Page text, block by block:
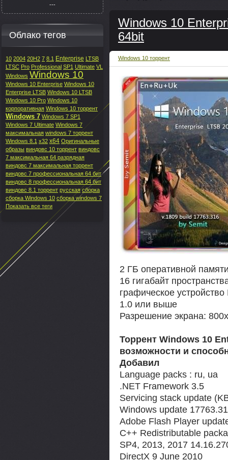
Windows 10
64bit
Windows 10 торрент
2 ГБ оперативной
16 гигабайт
графическое
1.0 или выше
Разрешение экрана:
Торрент Windows 10
возможности и
Добавил
Language packs : ru, ua
.NET Framework 3.5
Servicing stack update
Windows update
Adobe Flash Player
C++ Redistributable
SP4, 2013, 2017
DirectX 9 June 2010
---
Облако тегов
10 2004 20H2 7 8.1 Enterprise LTSB
LTSC Pro Professional SP1 Ultimate VL
Windows Windows 10
Windows 10 Enterprise Windows 10
Enterprise LTSB Windows 10 LTSB
Windows 10 Pro Windows 10
корпоративная Windows 10 торрент
Windows 7 Windows 7 SP1
Windows 7 Ultimate Windows 7
максимальная windows 7 торрент
Windows 8.1 x32 x64 Оригинальные
образы виндовс 10 торрент виндовс
7 максимальная 64 разрядная
виндовс 7 максимальная торрент
виндовс 7 профессиональная 64 бит
виндовс 8 профессиональная 64 бит
виндовс 8.1 торрент русская сборка
сборка Windows 10 сборка windows 7
Показать все теги